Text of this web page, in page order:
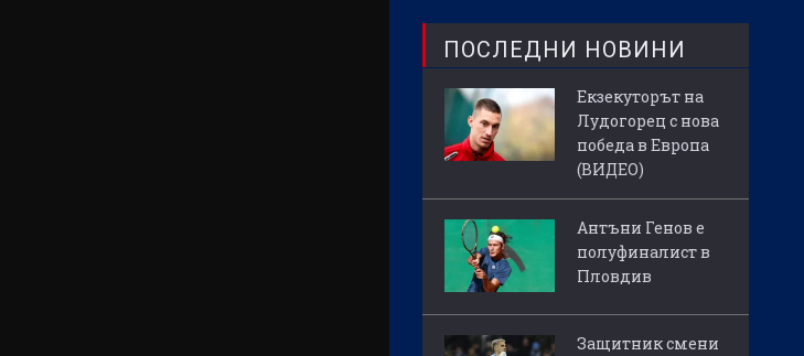
ПОСЛЕДНИ НОВИНИ
Екзекуторът на
Лудогорец с нова
победа в Европа
(ВИДЕО)
Антъни Генов е
полуфиналист в
Пловдив
Защитник смени